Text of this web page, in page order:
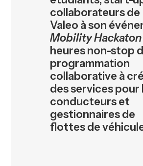
collaborateurs de
Valeo à son
Mobility Hackaton
heures non-stop
programmation
collaborative à
des services pour
conducteurs et
gestionnaires de
flottes de